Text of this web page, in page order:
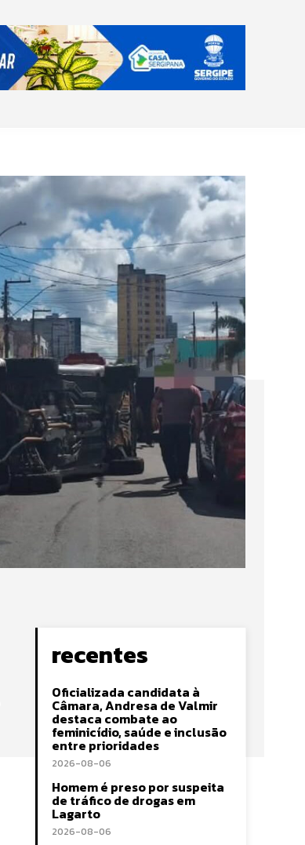
recentes
Oficializada candidata à
Câmara, Andresa de Valmir
destaca combate ao
feminicídio, saúde e inclusão
entre prioridades
2026-08-06
Homem é preso por suspeita
de tráfico de drogas em
Lagarto
2026-08-06